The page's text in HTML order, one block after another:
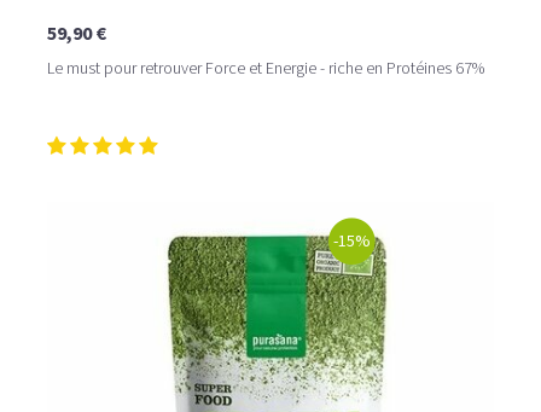
59,90 €
Le must pour retrouver Force et Energie - riche en Protéines 67%
-15%